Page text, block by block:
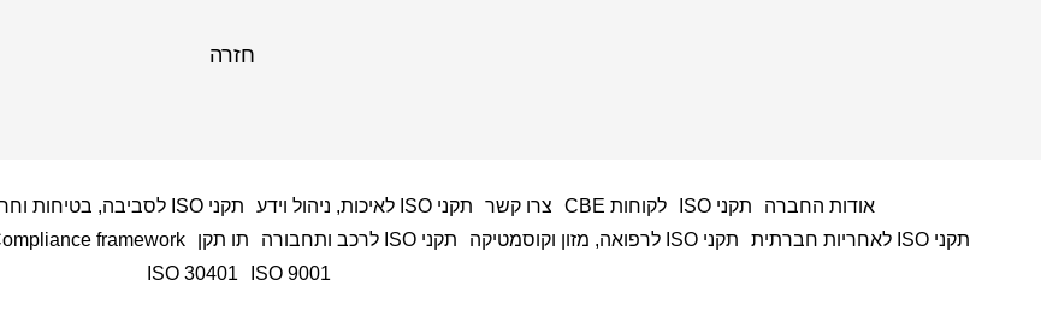
חזרה
אודות החברה תקני ISO לקוחות CBE צרו קשר תקני ISO לאיכות, ניהול וידע תקני ISO לסביבה, בטיחות וחרום
תקני ISO לאחריות חברתית
תקני ISO לרפואה, מזון וקוסמטיקה תקני ISO לרכב ותחבורה תו תקן framework
9001 ISO
ISO 30401